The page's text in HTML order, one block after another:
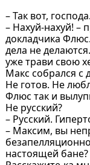
– Так вот,
– Нахуй-нахуй! –
докладчика
дела не
уже трави свою
Макс собрался с
Не готов. Не
Флюс так и
Не русский?
– Русский.
– Максим, вы
настоящей бане?